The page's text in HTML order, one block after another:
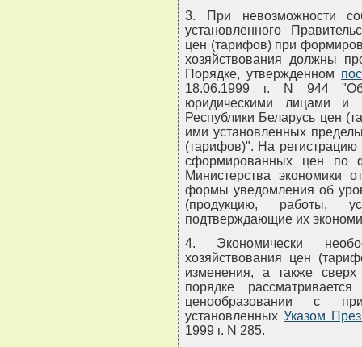
3. При невозможности
установленного
цен (тарифов) при
хозяйствования должны
Порядке, утвержденном
18.06.1999 г. N 944 "Об
юридическими лицами и
Республики Беларусь цен
ими установленных
(тарифов)". На регистрацию
сформированных цен по
Министерства экономики
формы уведомления об
(продукцию, работы,
подтверждающие их
4. Экономически
хозяйствования цен
изменения, а также
порядке
ценообразовании с
установленных Указом
1999 г. N 285.